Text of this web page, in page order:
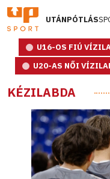
UTÁNPÓTLÁS
U16-OS FIÚ
U20-AS NŐI
KÉZILABDA